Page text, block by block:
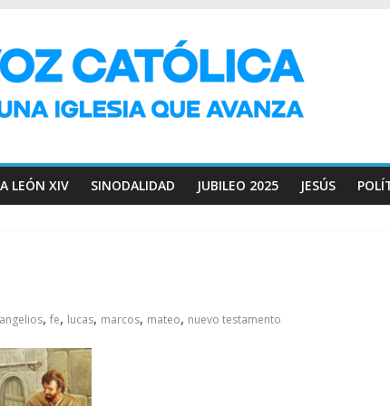
LEÓN XIV SINODALIDAD JUBILEO 2025 JESÚS
, fe, lucas, marcos, mateo, nuevo testamento